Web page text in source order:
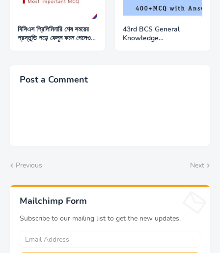
বিসিএস প্রিলিমিনারি শেষ সময়ের
প্রস্তুতি পড়ে ফেলুন কমন পেলেও
43rd BCS General
Knowledge
Post a Comment
Previous Next
Mailchimp Form
Subscribe to our mailing list to get the new updates.